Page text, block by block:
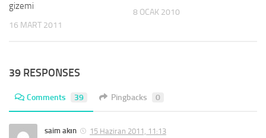
gizemi
16 MART 2011
8 OCAK 2010
39 RESPONSES
Comments 39 Pingbacks 0
saim akın
15 Haziran 2011, 11:13